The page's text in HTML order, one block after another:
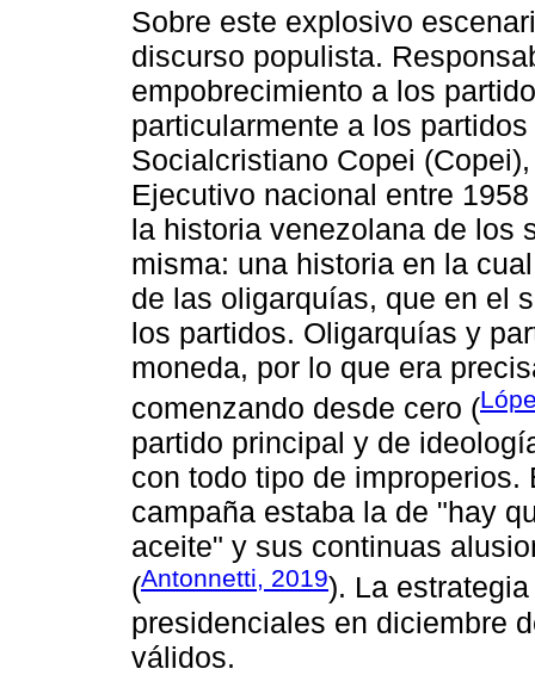
Sobre este explosivo
discurso populista.
empobrecimiento a los
particularmente a los
Socialcristiano Copei
Ejecutivo nacional entre
la historia venezolana de los
misma: una historia en la
de las oligarquías, que en el
los partidos. Oligarquías y
moneda, por lo que era
comenzando desde cero (
partido principal y de
con todo tipo de
campaña estaba la de "hay
aceite" y sus continuas
(Antonnetti, 2019). La
presidenciales en diciembre
válidos.